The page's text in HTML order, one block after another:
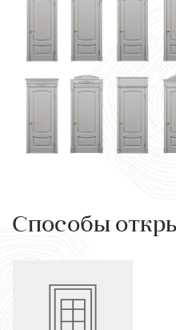
Способы